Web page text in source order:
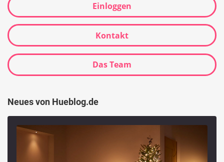
Einloggen
Kontakt
Das Team
Neues von Hueblog.de